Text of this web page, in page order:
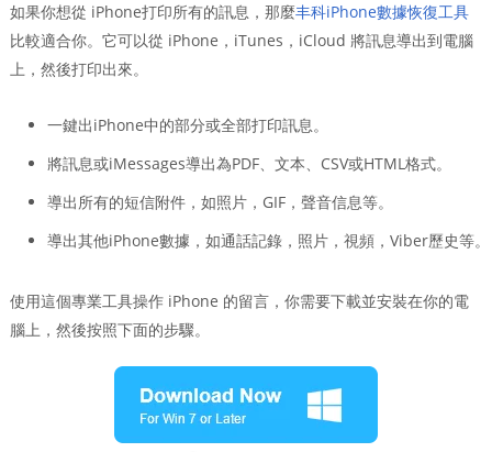
如果你想從 iPhone打印所有的訊息，那麼丰科iPhone數據恢復工具
比較適合你。它可以從 iPhone，iTunes，iCloud 將訊息導出到電腦
上，然後打印出來。
一鍵出iPhone中的部分或全部打印訊息。
將訊息或iMessages導出為PDF、文本、CSV或HTML格式。
導出所有的短信附件，如照片，GIF，聲音信息等。
導出其他iPhone數據，如通話記錄，照片，視頻，Viber歷史等。
使用這個專業工具操作 iPhone 的留言，你需要下載並安裝在你的電
腦上，然後按照下面的步驟。